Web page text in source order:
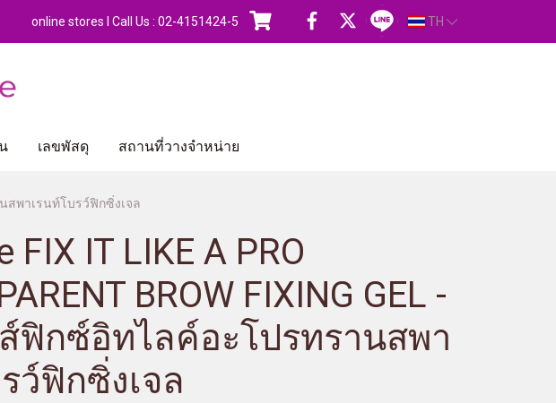
online stores l Call Us : 02-4151424-5 TH
เลขพัสดุ สถานที่วางจำหน่าย
นสพาเรนท์โบรว์ฟิกซิ่งเจล
FIX IT LIKE A PRO
BROW FIXING GEL -
ฟิกซ์อิทไลค์อะโปรทรานสพา
ว์ฟิกซิ่งเจล